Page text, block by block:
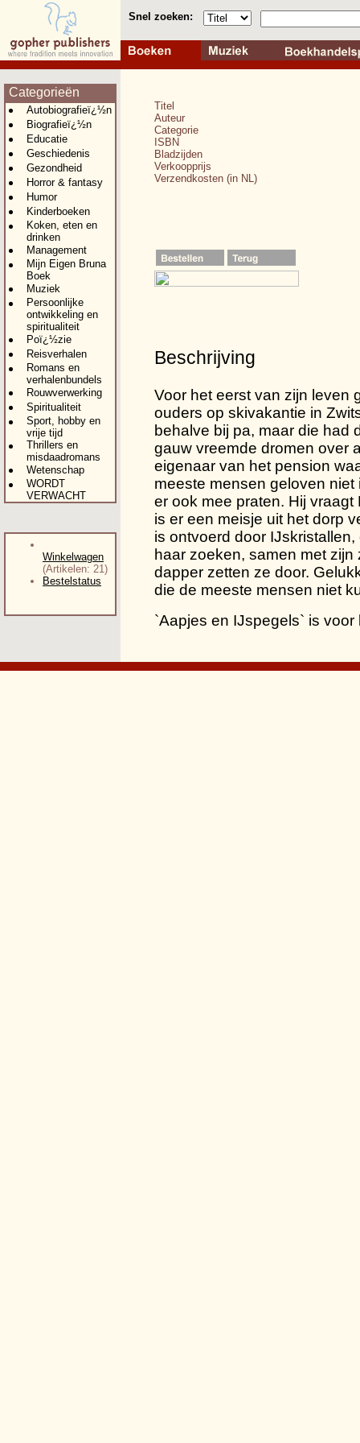
Snel zoeken:
Categorieën
Autobiografieï¿½n
Biografieï¿½n
Educatie
Geschiedenis
Gezondheid
Horror & fantasy
Humor
Kinderboeken
Koken, eten en
drinken
Management
Mijn Eigen Bruna
Boek
Muziek
Persoonlijke
ontwikkeling en
spiritualiteit
Poï¿½zie
Reisverhalen
Romans en
verhalenbundels
Rouwverwerking
Spiritualiteit
Sport, hobby en
vrije tijd
Thrillers en
misdaadromans
Wetenschap
WORDT
VERWACHT
Winkelwagen
(Artikelen: 21)
Bestelstatus
Titel
Auteur
Categorie
ISBN
Bladzijden
Verkoopprijs
Verzendkosten (in NL)
Beschrijving
Voor het eerst van zijn leven
ouders op skivakantie in
behalve bij pa, maar die had
gauw vreemde dromen over
eigenaar van het pension
meeste mensen geloven
er ook mee praten. Hij
is er een meisje uit het dorp
is ontvoerd door
haar zoeken, samen met
dapper zetten ze door.
die de meeste mensen niet
`Aapjes en IJspegels` is